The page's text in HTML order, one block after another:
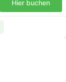
Hier buchen